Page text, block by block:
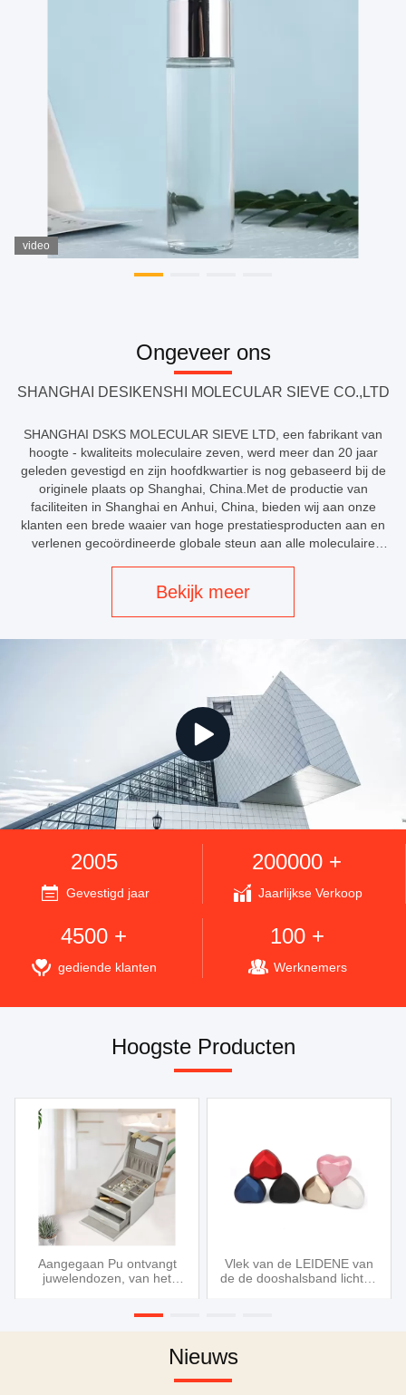
video
Ongeveer ons
SHANGHAI DESIKENSHI MOLECULAR SIEVE CO.,LTD
SHANGHAI DSKS MOLECULAR SIEVE LTD, een fabrikant van
hoogte - kwaliteits moleculaire zeven, werd meer dan 20 jaar
geleden gevestigd en zijn hoofdkwartier is nog gebaseerd bij de
originele plaats op Shanghai, China.Met de productie van
faciliteiten in Shanghai en Anhui, China, bieden wij aan onze
klanten een brede waaier van hoge prestatiesproducten aan en
verlenen gecoördineerde globale steun aan alle moleculaire
Bekijk meer
2005
Gevestigd jaar
200000 +
Jaarlijkse Verkoop
4500 +
gediende klanten
100 +
Werknemers
Hoogste Producten
Aangegaan Pu ontvangt
juwelendozen, van het
oorringenring ontvangen de
Vlek van de LEIDENE van
de de dooshalsband lichten
Nieuws